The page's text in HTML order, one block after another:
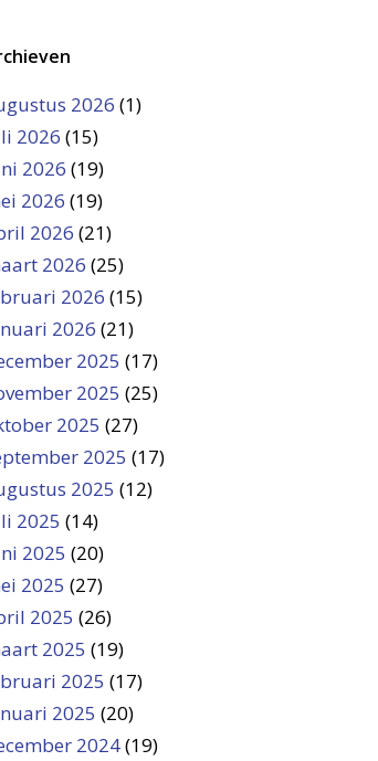
2026 (1)
2026 (15)
2026 (19)
2026 (19)
2026 (21)
2026 (25)
2026 (15)
2026 (21)
2025 (17)
2025 (25)
2025 (27)
2025 (17)
2025 (12)
2025 (14)
2025 (20)
2025 (27)
2025 (26)
2025 (19)
2025 (17)
2025 (20)
2024(19)